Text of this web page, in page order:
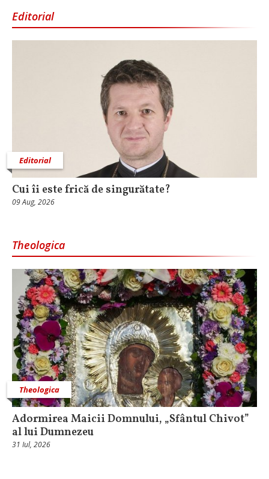
Editorial
Editorial
Cui îi este frică de singurătate?
09 Aug, 2026
Theologica
Theologica
Adormirea Maicii Domnului, „Sfântul Chivot”
al lui Dumnezeu
31 Iul, 2026